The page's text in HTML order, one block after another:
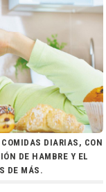
COMIDAS DIARIAS, CON
DE HAMBRE Y EL
DE MÁS.